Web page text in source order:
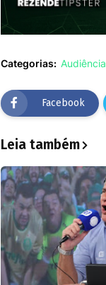
Categorias: Audiência
Facebook
Leia também